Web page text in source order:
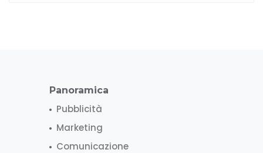
Panoramica
Pubblicità
Marketing
Comunicazione